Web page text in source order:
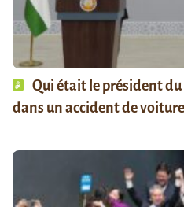
Qui était le président
dans un accident de voiture